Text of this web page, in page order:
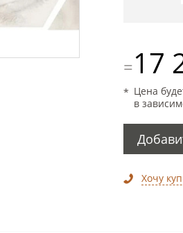
=17
Цена
в
Хочу